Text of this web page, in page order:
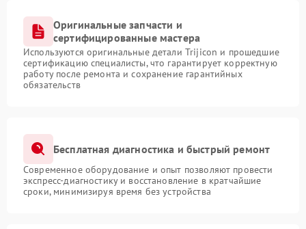
Оригинальные запчасти и
сертифицированные мастера
Используются оригинальные детали Trijicon и прошедшие
сертификацию специалисты, что гарантирует корректную
работу после ремонта и сохранение гарантийных
обязательств
Бесплатная диагностика и быстрый ремонт
Современное оборудование и опыт позволяют провести
экспресс-диагностику и восстановление в кратчайшие
сроки, минимизируя время без устройства